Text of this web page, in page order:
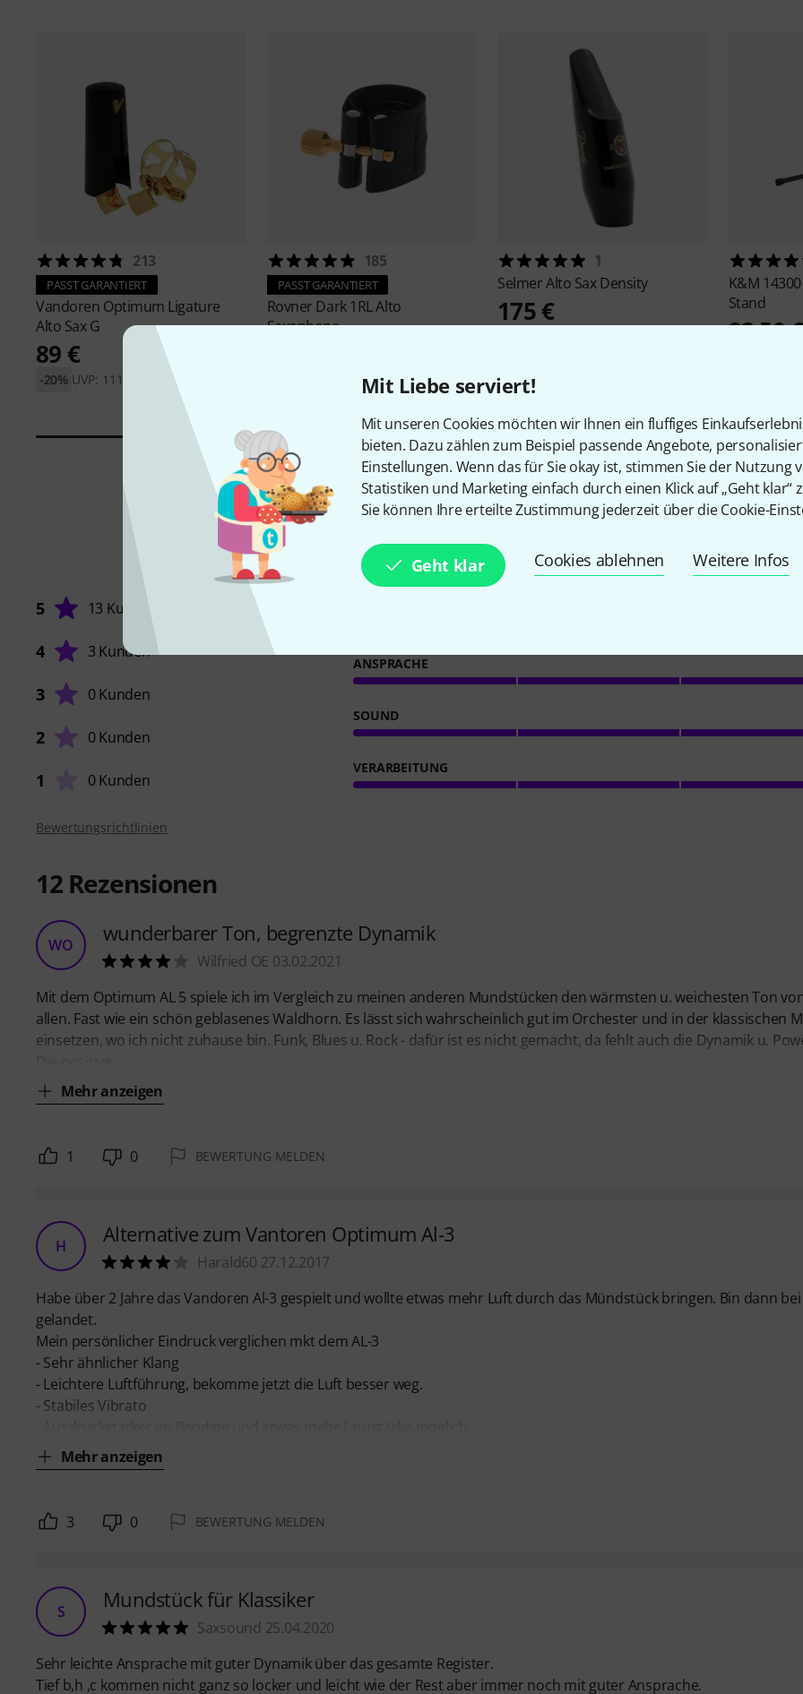
Mit Liebe serviert!
Mit unseren Cookies möchten wir Ihnen ein fluffiges
bieten. Dazu zählen zum Beispiel passende Angebote,
Einstellungen. Wenn das für Sie okay ist, stimmen Sie der Nutzung
Statistiken und Marketing einfach durch einen Klick auf „Geht klar“
Sie können Ihre erteilte Zustimmung jederzeit über die Cookie-
Geht klar Cookies ablehnen Weitere Infos
213
PASST GARANTIERT
Vandoren Optimum Ligature
Alto Sax G
89 €
UVP: 111,15 €
-20%
185
PASST GARANTIERT
Rovner Dark 1RL Alto
Saxophone
UVP: 49,40 €
1
SelmerAlto Sax Density
175 €
K&M
Stand
22,50 €
16Kundenbewertungen
5 13 Kunden
4 3 Kunden
3 0 Kunden
2 0 Kunden
1 0 Kunden
ANSPRACHE
SOUND
VERARBEITUNG
Bewertungsrichtlinien
12 Rezensionen
WO wunderbarer Ton, begrenzte Dynamik
Wilfried OE 03.02.2021
Mit dem Optimum AL 5 spiele ich im Vergleich zu meinen anderen Mundstücken den wärmsten u. weichesten Ton
allen. Fast wie ein schön geblasenes Waldhorn. Es lässt sich wahrscheinlich gut im Orchester und in der klassischen
einsetzen, wo ich nicht zuhause bin. Funk, Blues u. Rock - dafür ist es nicht gemacht, da fehlt auch die Dynamik u.
Mehr anzeigen
1 0 BEWERTUNG MELDEN
H Alternative zum Vantoren Optimum Al-3
Harald60 27.12.2017
Habe über 2 Jahre das Vandoren Al-3 gespielt und wollte etwas mehr Luft durch das Mündstück bringen. Bin dann bei
gelandet.
Mein persönlicher Eindruck verglichen mkt dem AL-3
- Sehr ähnlicher Klang
- Leichtere Luftführung, bekomme jetzt die Luft besser weg.
- Stabiles Vibrato
Mehr anzeigen
3 0 BEWERTUNG MELDEN
S Mundstück für Klassiker
Saxsound 25.04.2020
Sehr leichte Ansprache mit guter Dynamik über das gesamte Register.
Tief b,h ,c kommen nicht ganz so locker und leicht wie der Rest aber immer noch mit guter Ansprache.